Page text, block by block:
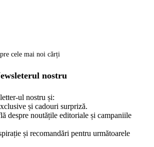
cele mai noi cărți
nostru
ul nostru și:
și cadouri surpriză.
despre noutățile editoriale și campaniile
și recomandări pentru următoarele